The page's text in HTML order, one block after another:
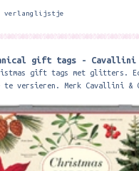
verlanglijstje
gift tags - Cavallini
gift tags met glitters.
te versieren. Merk Cavallini &